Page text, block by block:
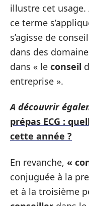
illustre cet
ce terme
s’agisse de
dans des
dans « le conseil
entreprise ».
A découvrir
prépas ECG :
cette année ?
En revanche, «
conjuguée à la
et à la troisième